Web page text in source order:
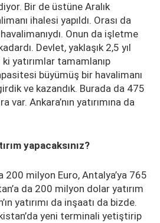
Bir de üstüne Aralık
ihalesi yapıldı. Orası da
Onun da işletme
Devlet, yaklaşık 2,5 yıl
yatırımlar tamamlanıp
büyümüş bir havalimanı
ve kazandık. Burada da 475
var. Ankara’nın yatırımına da
yapacaksınız?
200 milyon Euro, Antalya’ya 765
da 200 milyon dolar yatırım
yatırımı da inşaatı da bizde.
yeni terminali yetiştirip